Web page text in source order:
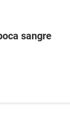
sangre